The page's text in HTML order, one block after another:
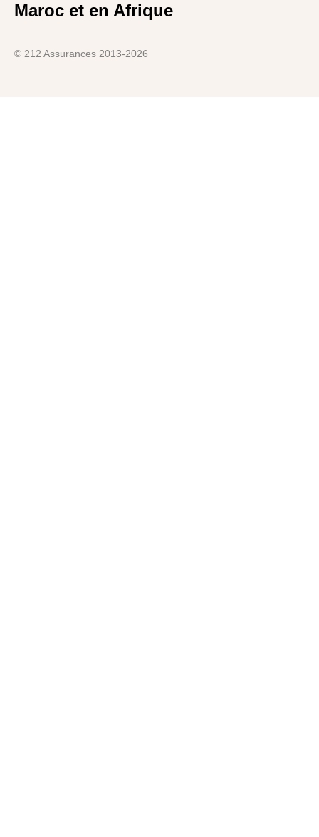
Maroc et en Afrique
© 212 Assurances 2013-2026